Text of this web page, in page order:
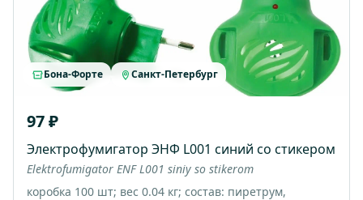
Бона-Форте Санкт-Петербург
97 ₽
Электрофумигатор ЭНФ L001 синий со стикером
Elektrofumigator ENF L001 siniy so stikerom
коробка 100 шт; вес 0.04 кг; состав: пиретрум,